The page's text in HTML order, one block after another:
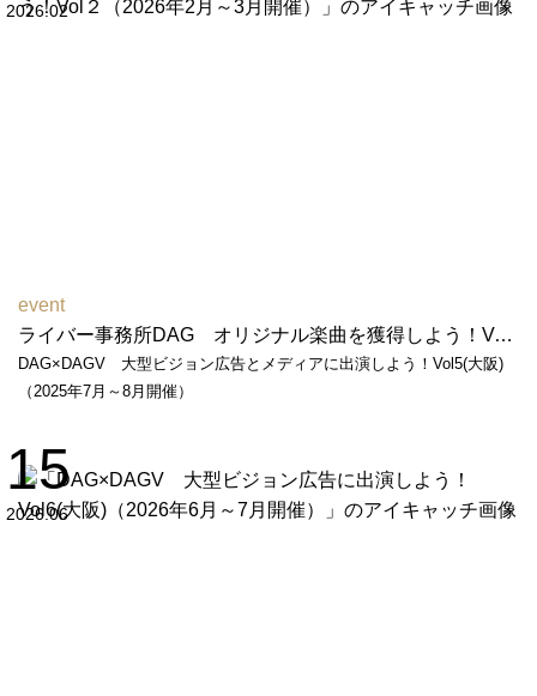
2026.02
event
ライバー事務所DAG オリジナル楽曲を獲得しよう！Vol２（2026年2月～3月開催）
DAG×DAGV 大型ビジョン広告とメディアに出演しよう！Vol5(大阪)
（2025年7月～8月開催）
15
2026.06